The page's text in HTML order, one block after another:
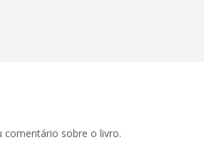
comentário sobre o livro.